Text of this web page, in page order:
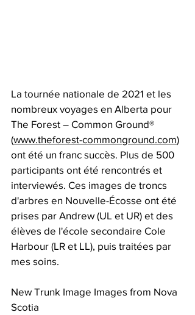
La tournée nationale de 2021 et les
nombreux voyages en Alberta pour
The Forest – Common Ground®
(www.theforest-commonground.com)
ont été un franc succès. Plus de 500
participants ont été rencontrés et
interviewés. Ces images de troncs
d'arbres en Nouvelle-Écosse ont été
prises par Andrew (UL et UR) et des
élèves de l'école secondaire Cole
Harbour (LR et LL), puis traitées par
mes soins.
New Trunk Image Images from Nova
Scotia